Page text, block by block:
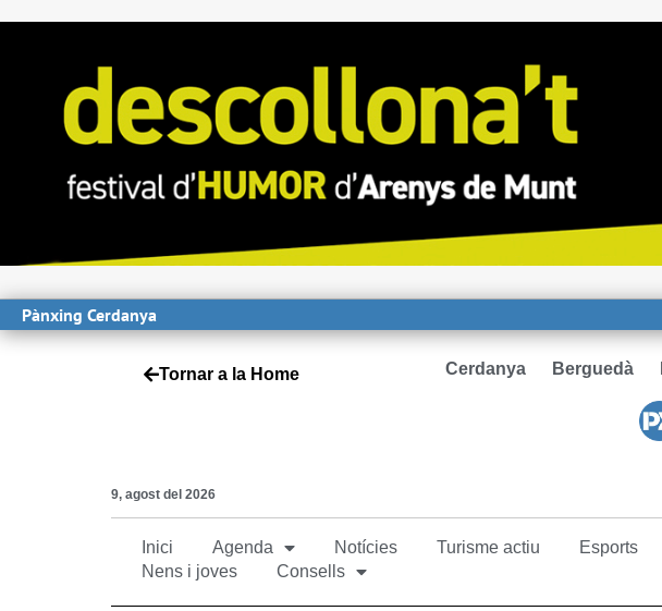
Pànxing Cerdanya
Tornar a la Home Cerdanya Berguedà
9, agost del 2026
Inici Agenda Notícies Turisme actiu Esports
Nens i joves
Consells